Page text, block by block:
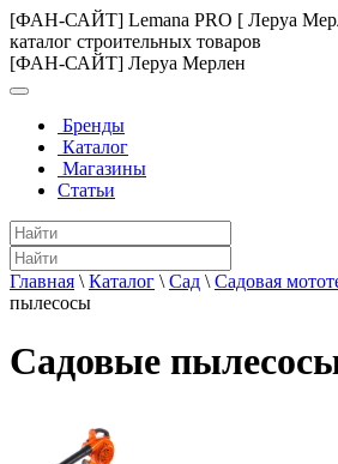
[ФАН-САЙТ] Lemana PRO [ Леруа
каталог строительных товаров
[ФАН-САЙТ] Леруа Мерлен
Бренды
Каталог
Магазины
Статьи
Главная \ Каталог \ Сад \ Садовая
пылесосы
Садовые